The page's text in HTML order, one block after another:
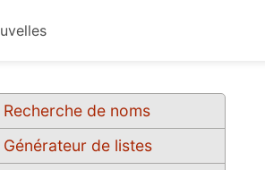
Recherche de noms
Générateur de listes